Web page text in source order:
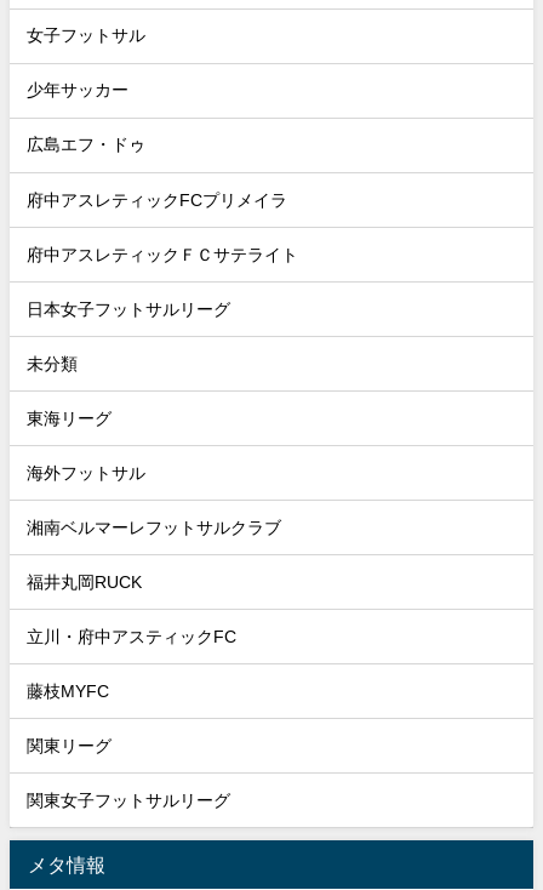
女子フットサル
少年サッカー
広島エフ・ドゥ
府中アスレティックFCプリメイラ
府中アスレティックＦＣサテライト
日本女子フットサルリーグ
未分類
東海リーグ
海外フットサル
湘南ベルマーレフットサルクラブ
福井丸岡RUCK
立川・府中アスティックFC
藤枝MYFC
関東リーグ
関東女子フットサルリーグ
メタ情報